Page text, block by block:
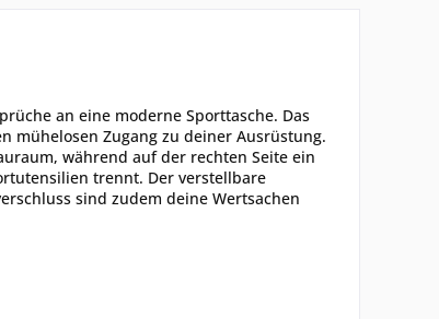
an eine moderne Sporttasche. Das
mühelosen Zugang zu deiner Ausrüstung.
während auf der rechten Seite ein
trennt. Der verstellbare
sind zudem deine Wertsachen